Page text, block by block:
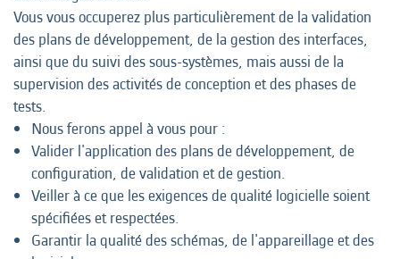
Vous vous occuperez plus particulièrement de la validation
des plans de développement, de la gestion des interfaces,
ainsi que du suivi des sous-systèmes, mais aussi de la
supervision des activités de conception et des phases de
tests.
Nous ferons appel à vous pour :
Valider l'application des plans de développement, de
configuration, de validation et de gestion.
Veiller à ce que les exigences de qualité logicielle soient
spécifiées et respectées.
Garantir la qualité des schémas, de l'appareillage et des